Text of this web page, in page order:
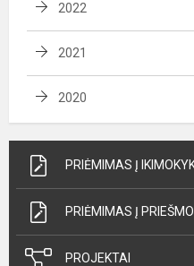
2022
2021
2020
PRIĖMIMAS Į
PRIĖMIMAS Į
PROJEKTAI